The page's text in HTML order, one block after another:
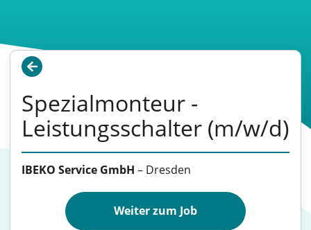
Spezialmonteur -
Leistungsschalter (m/w/d)
IBEKO Service GmbH – Dresden
Weiter zum Job